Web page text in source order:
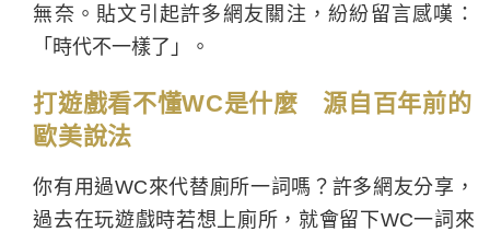
無奈。貼文引起許多網友關注，紛紛留言感嘆：
「時代不一樣了」。
打遊戲看不懂WC是什麼 源自百年前的
歐美說法
你有用過WC來代替廁所一詞嗎？許多網友分享，
過去在玩遊戲時若想上廁所，就會留下WC一詞來